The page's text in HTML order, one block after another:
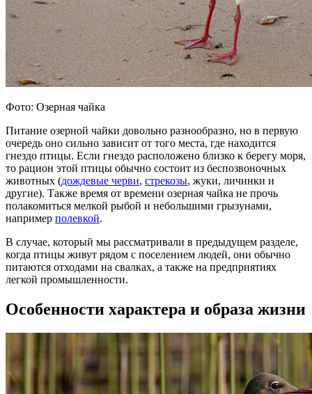
Фото: Озерная чайка
Питание озерной чайки довольно разнообразно, но в первую
очередь оно сильно зависит от того места, где находится
гнездо птицы. Если гнездо расположено близко к берегу моря,
то рацион этой птицы обычно состоит из беспозвоночных
животных (дождевые черви, стрекозы, жуки, личинки и
другие). Также время от времени озерная чайка не прочь
полакомиться мелкой рыбой и небольшими грызунами,
например полевкой.
В случае, который мы рассматривали в предыдущем разделе,
когда птицы живут рядом с поселением людей, они обычно
питаются отходами на свалках, а также на предприятиях
легкой промышленности.
Особенности характера и образа жизни